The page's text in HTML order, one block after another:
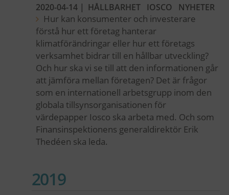
2020-04-14 | HÅLLBARHET IOSCO NYHETER
Hur kan konsumenter och investerare
förstå hur ett företag hanterar
klimatförändringar eller hur ett företags
verksamhet bidrar till en hållbar utveckling?
Och hur ska vi se till att den informationen går
att jämföra mellan företagen? Det är frågor
som en internationell arbetsgrupp inom den
globala tillsynsorganisationen för
värdepapper Iosco ska arbeta med. Och som
Finansinspektionens generaldirektör Erik
Thedéen ska leda.
2019